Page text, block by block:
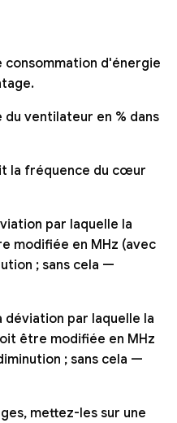
d'énergie
ventilateur en % dans
la fréquence du cœur
par laquelle la
modifiée en MHz (avec
; sans cela —
par laquelle la
être modifiée en MHz
; sans cela —
mettez-les sur une